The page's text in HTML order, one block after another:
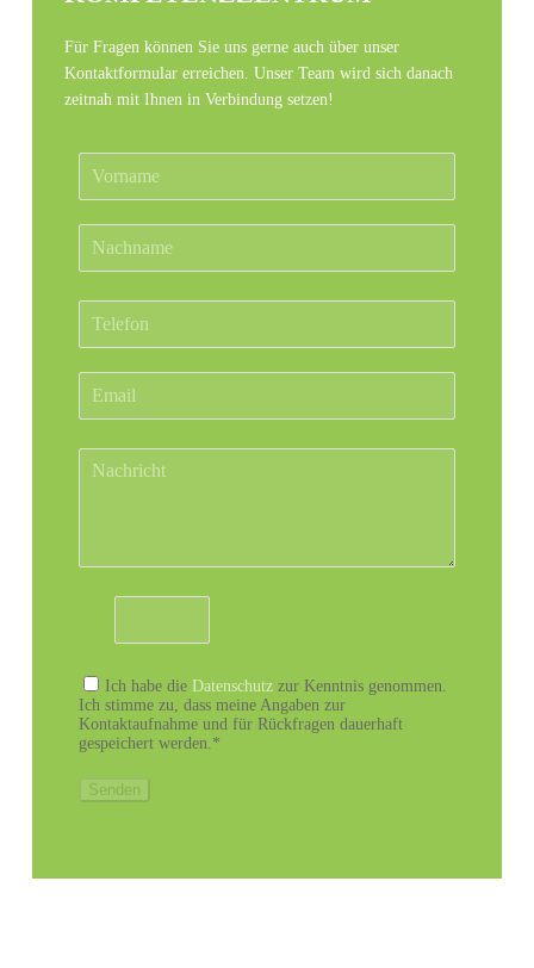
Für Fragen können Sie uns gerne auch über unser
Kontaktformular erreichen. Unser Team wird sich danach
zeitnah mit Ihnen in Verbindung setzen!
Ich habe die Datenschutzzur Kenntnis genommen.
Ich stimme zu, dass meine Angaben zur
Kontaktaufnahme und für Rückfragen dauerhaft
gespeichert werden.*
Senden